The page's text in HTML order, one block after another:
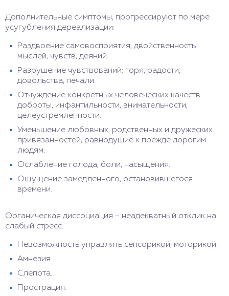
Дополнительные симптомы, прогрессируют по мере
усугубления дереализации:
Раздвоение самовосприятия, двойственность
мыслей, чувств, деяний.
Разрушение чувствований: горя, радости,
довольства, печали.
Отчуждение конкретных человеческих качеств:
доброты, инфантильности, внимательности,
целеустремленности.
Уменьшение любовных, родственных и дружеских
привязанностей, равнодушие к прежде дорогим
людям.
Ослабление голода, боли, насыщения.
Ощущение замедленного, остановившегося
времени.
Органическая диссоциация – неадекватный отклик на
слабый стресс:
Невозможность управлять сенсорикой, моторикой.
Амнезия.
Слепота.
Прострация.